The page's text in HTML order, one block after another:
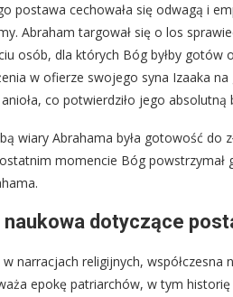
postawa cechowała się odwagą i
Abraham targował się o los
osób, dla których Bóg byłby
w ofierze swojego syna Izaaka
co potwierdziło jego
wiary Abrahama była gotowość do
momencie Bóg powstrzymał
dotyczące
narracjach religijnych,
epokę patriarchów, w tym